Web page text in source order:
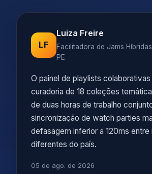
LF
Luiza Freire
Facilitadora de Jams Híbridas
PE
O painel de playlists
curadoria de 18 coleções
de duas horas de trabalho
sincronização de watch parties
defasagem inferior a 120ms entre
diferentes do país.
05 de ago. de 2026